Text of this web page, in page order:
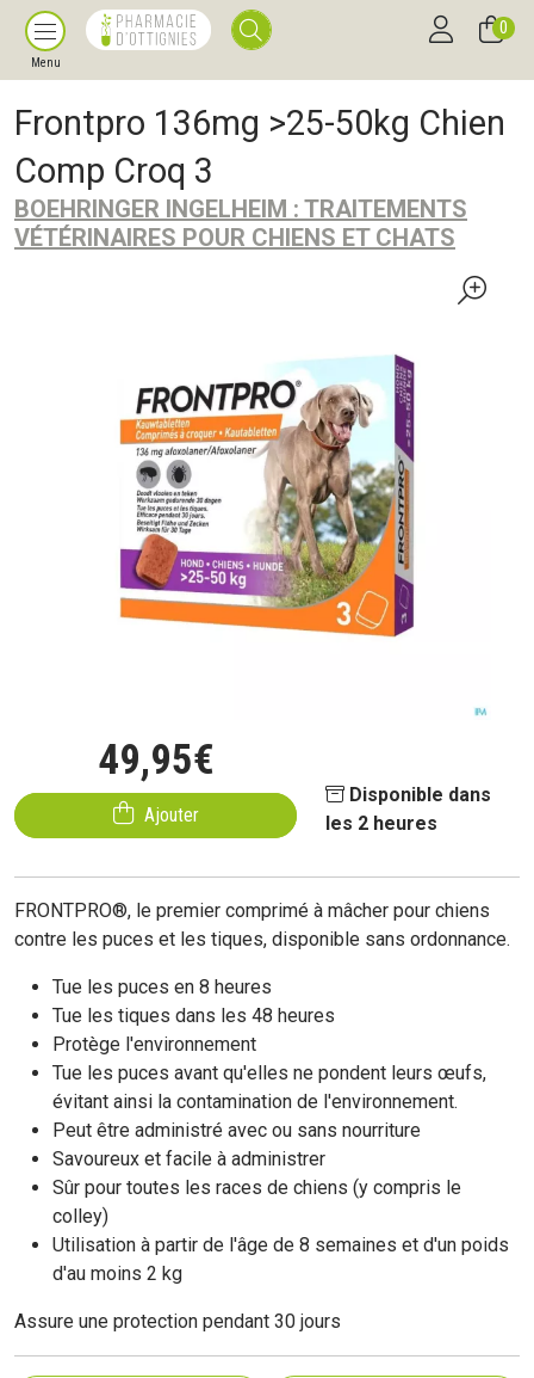
Menu
0
Frontpro 136mg >25-50kg Chien
Comp Croq 3
BOEHRINGER INGELHEIM : TRAITEMENTS
VÉTÉRINAIRES POUR CHIENS ET CHATS
49,95€
Ajouter
Disponible dans
les 2 heures
FRONTPRO®, le premier comprimé à mâcher pour chiens
contre les puces et les tiques, disponible sans ordonnance.
Tue les puces en 8 heures
Tue les tiques dans les 48 heures
Protège l'environnement
Tue les puces avant qu'elles ne pondent leurs œufs,
évitant ainsi la contamination de l'environnement.
Peut être administré avec ou sans nourriture
Savoureux et facile à administrer
Sûr pour toutes les races de chiens (y compris le
colley)
Utilisation à partir de l'âge de 8 semaines et d'un poids
d'au moins 2 kg
Assure une protection pendant 30 jours